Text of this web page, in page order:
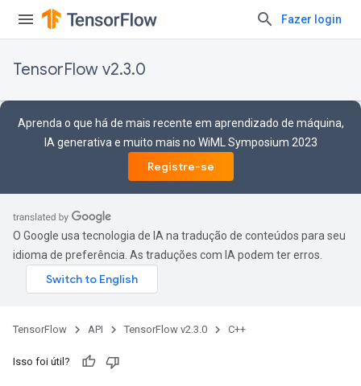
Fazer login
TensorFlow v2.3.0
Aprenda o que há de mais recente em aprendizado de máquina,
IA generativa e muito mais no WiML Symposium 2023
Registre-se
O Google usa tecnologia de IA na tradução de conteúdos para seu
idioma de preferência. As traduções com IA podem ter erros.
TensorFlow API TensorFlow v2.3.0 C++
Isso foi útil?